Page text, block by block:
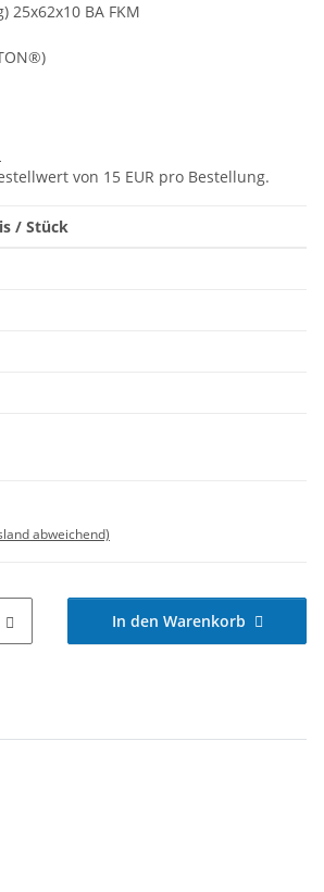
BA FKM
von 15 EUR pro Bestellung.
/ Stück
abweichend)
In den Warenkorb